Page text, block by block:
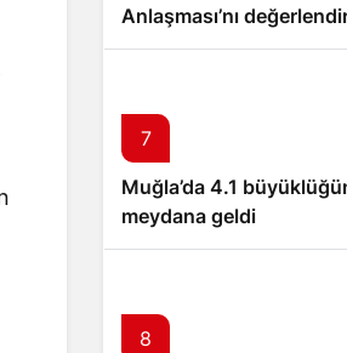
Anlaşması’nı
7
Muğla’da 4.1
meydana geldi
8